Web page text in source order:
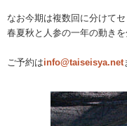
なお今期は複数回に分けて
春夏秋と人参の一年の動き
ご予約はinfo@taiseisya.net